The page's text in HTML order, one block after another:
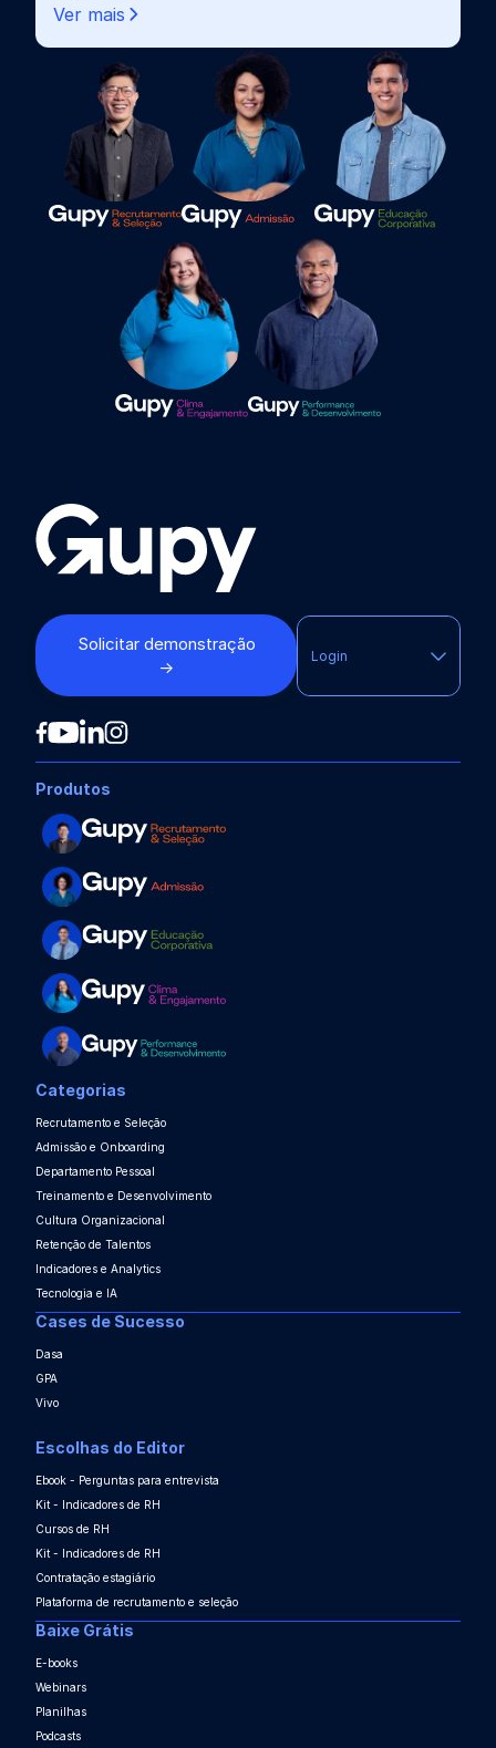
Ver mais
Solicitar demonstração
→
Login
Produtos
Categorias
Recrutamento e Seleção
Admissão e Onboarding
Departamento Pessoal
Treinamento e Desenvolvimento
Cultura Organizacional
Retenção de Talentos
Indicadores e Analytics
Tecnologia e IA
Cases de Sucesso
Dasa
GPA
Vivo
Escolhas do Editor
Ebook - Perguntas para entrevista
Kit - Indicadores de RH
Cursos de RH
Kit - Indicadores de RH
Contratação estagiário
Plataforma de recrutamento e seleção
Baixe Grátis
E-books
Webinars
Planilhas
Podcasts